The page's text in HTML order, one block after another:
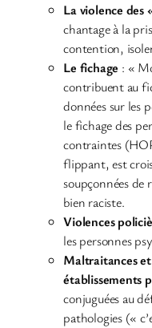
La violence des
chantage à la
contention,
Le fichage : «
contribuent au
données sur les
le fichage des
contraintes
flippant, est
soupçonnées
bien raciste.
Violences
les personnes
Maltraitances
établissements
conjuguées au
pathologies («